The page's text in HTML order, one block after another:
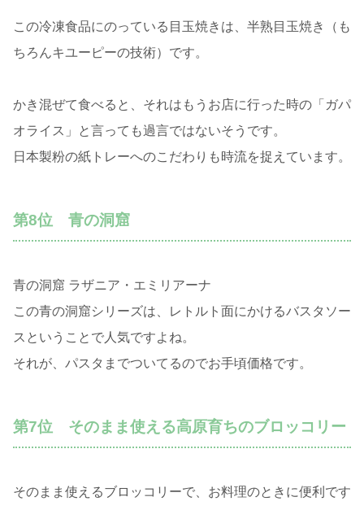
この冷凍食品にのっている目玉焼きは、半熟目玉焼き（も
ちろんキユーピーの技術）です。
かき混ぜて食べると、それはもうお店に行った時の「ガパ
オライス」と言っても過言ではないそうです。
日本製粉の紙トレーへのこだわりも時流を捉えています。
第8位 青の洞窟
青の洞窟 ラザニア・エミリアーナ
この青の洞窟シリーズは、レトルト面にかけるバスタソー
スということで人気ですよね。
それが、パスタまでついてるのでお手頃価格です。
第7位 そのまま使える高原育ちのブロッコリー
そのまま使えるブロッコリーで、お料理のときに便利です